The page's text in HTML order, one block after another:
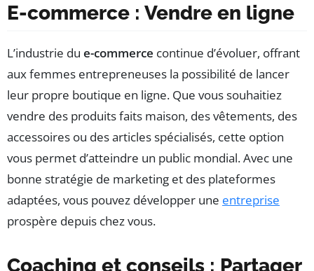
E-commerce : Vendre en ligne
L’industrie du e-commerce continue d’évoluer, offrant
aux femmes entrepreneuses la possibilité de lancer
leur propre boutique en ligne. Que vous souhaitiez
vendre des produits faits maison, des vêtements, des
accessoires ou des articles spécialisés, cette option
vous permet d’atteindre un public mondial. Avec une
bonne stratégie de marketing et des plateformes
adaptées, vous pouvez développer une entreprise
prospère depuis chez vous.
Coaching et conseils : Partager